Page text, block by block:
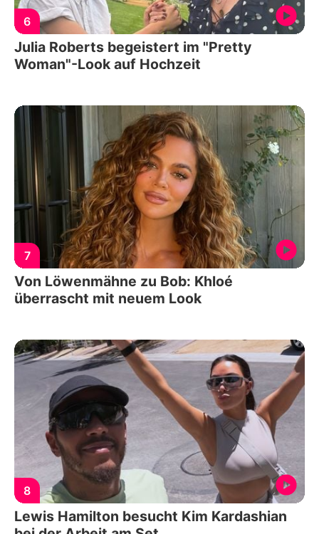
6
Julia Roberts begeistert im "Pretty
Woman"-Look auf Hochzeit
7
Von Löwenmähne zu Bob: Khloé
überrascht mit neuem Look
8
Lewis Hamilton besucht Kim Kardashian